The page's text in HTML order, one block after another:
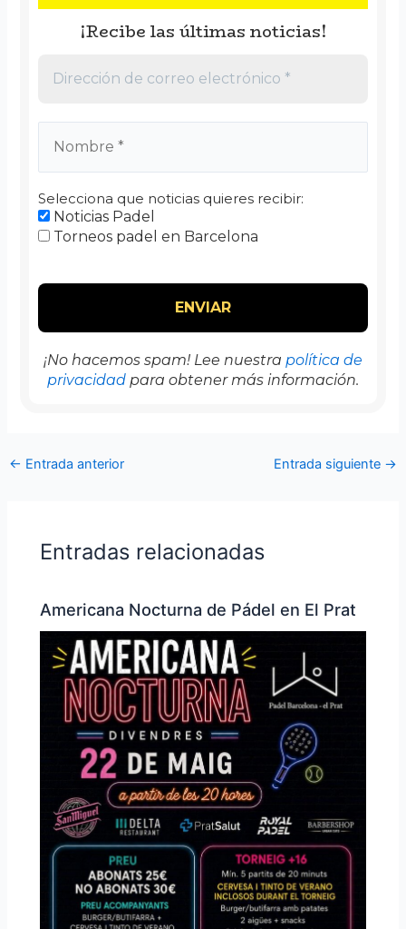
¡Recibe las últimas noticias!
Selecciona que noticias quieres recibir:
Noticias Padel
Torneos padel en Barcelona
¡No hacemos spam! Lee nuestra política de
privacidad para obtener más información.
← Entrada anterior Entrada siguiente →
Entradas relacionadas
Americana Nocturna de Pádel en El Prat